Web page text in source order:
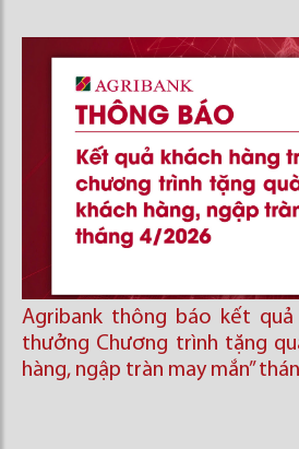
Agribank thông báo kết quả
thưởng Chương trình tặng
hàng, ngập tràn may mắn”